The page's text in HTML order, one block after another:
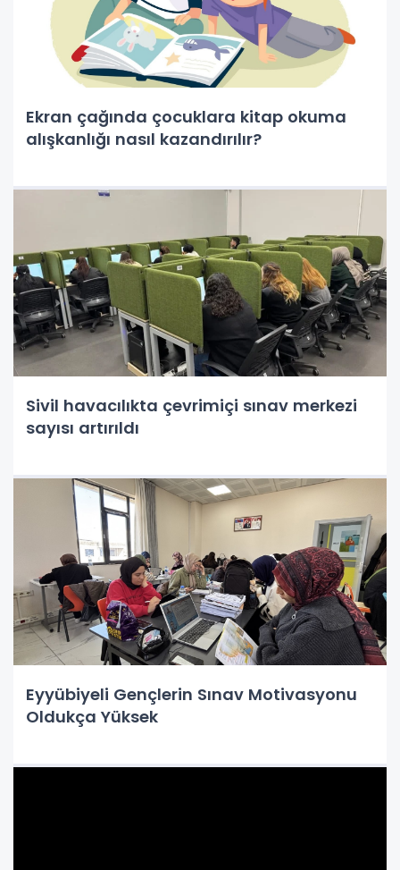
Ekran çağında çocuklara kitap okuma
alışkanlığı nasıl kazandırılır?
Sivil havacılıkta çevrimiçi sınav merkezi
sayısı artırıldı
Eyyübiyeli Gençlerin Sınav Motivasyonu
Oldukça Yüksek